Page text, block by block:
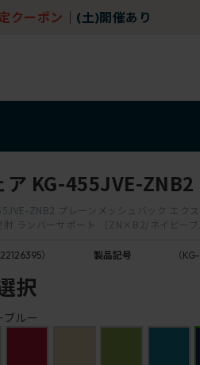
クーポン (土)開催あり
ア KG-455JVE-ZNB2
ZNB2 プレーンメッシュバック エク
肘 ランバーサポート ［ZN×B2/ネイビーブ
22126395） 製品記号 （
択
ルー